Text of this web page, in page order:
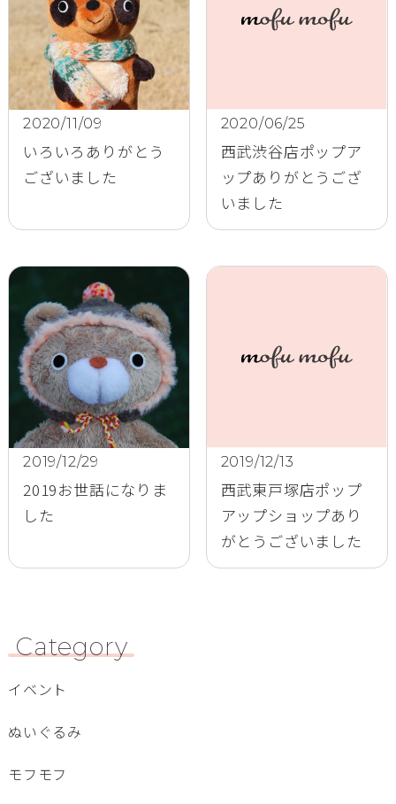
いろいろありがとう
ございました
2020/11/09
西武渋谷店ポップア
ップありがとうござ
いました
2020/06/25
2019お世話になりま
した
2019/12/29
西武東戸塚店ポップ
アップショップあり
がとうございました
2019/12/13
Category
イベント
ぬいぐるみ
モフモフ